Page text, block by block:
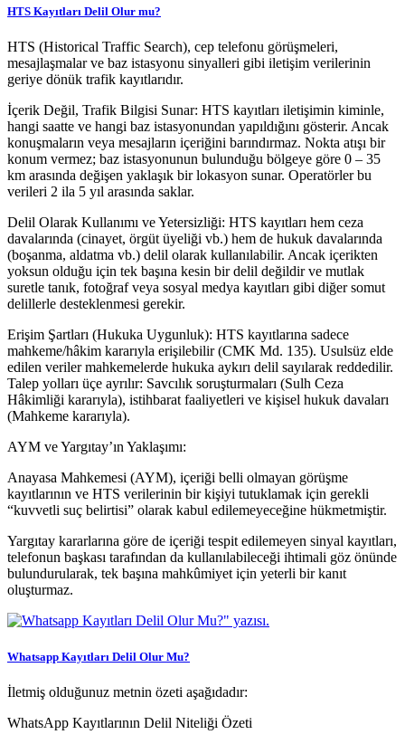
HTS Kayıtları Delil Olur mu?
HTS (Historical Traffic Search), cep telefonu görüşmeleri,
mesajlaşmalar ve baz istasyonu sinyalleri gibi iletişim verilerinin
geriye dönük trafik kayıtlarıdır.
İçerik Değil, Trafik Bilgisi Sunar: HTS kayıtları iletişimin kiminle,
hangi saatte ve hangi baz istasyonundan yapıldığını gösterir. Ancak
konuşmaların veya mesajların içeriğini barındırmaz. Nokta atışı bir
konum vermez; baz istasyonunun bulunduğu bölgeye göre 0 – 35
km arasında değişen yaklaşık bir lokasyon sunar. Operatörler bu
verileri 2 ila 5 yıl arasında saklar.
Delil Olarak Kullanımı ve Yetersizliği: HTS kayıtları hem ceza
davalarında (cinayet, örgüt üyeliği vb.) hem de hukuk davalarında
(boşanma, aldatma vb.) delil olarak kullanılabilir. Ancak içerikten
yoksun olduğu için tek başına kesin bir delil değildir ve mutlak
suretle tanık, fotoğraf veya sosyal medya kayıtları gibi diğer somut
delillerle desteklenmesi gerekir.
Erişim Şartları (Hukuka Uygunluk): HTS kayıtlarına sadece
mahkeme/hâkim kararıyla erişilebilir (CMK Md. 135). Usulsüz elde
edilen veriler mahkemelerde hukuka aykırı delil sayılarak reddedilir.
Talep yolları üçe ayrılır: Savcılık soruşturmaları (Sulh Ceza
Hâkimliği kararıyla), istihbarat faaliyetleri ve kişisel hukuk davaları
(Mahkeme kararıyla).
AYM ve Yargıtay’ın Yaklaşımı:
Anayasa Mahkemesi (AYM), içeriği belli olmayan görüşme
kayıtlarının ve HTS verilerinin bir kişiyi tutuklamak için gerekli
“kuvvetli suç belirtisi” olarak kabul edilemeyeceğine hükmetmiştir.
Yargıtay kararlarına göre de içeriği tespit edilemeyen sinyal kayıtları,
telefonun başkası tarafından da kullanılabileceği ihtimali göz önünde
bulundurularak, tek başına mahkûmiyet için yeterli bir kanıt
oluşturmaz.
Whatsapp Kayıtları Delil Olur Mu?
İletmiş olduğunuz metnin özeti aşağıdadır:
WhatsApp Kayıtlarının Delil Niteliği Özeti